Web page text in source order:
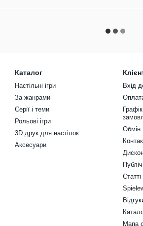
Каталог
Настільні ігри
За жанрами
Серії і теми
Рольові ігри
3D друк для настілок
Аксесуари
Вхід
Обмін
Мапа